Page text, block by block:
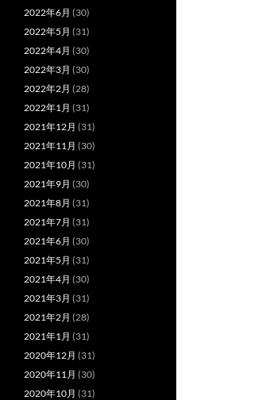
2022年6月 (30)
2022年5月 (31)
2022年4月 (30)
2022年3月 (30)
2022年2月 (28)
2022年1月 (31)
2021年12月 (31)
2021年11月 (30)
2021年10月 (31)
2021年9月 (30)
2021年8月 (31)
2021年7月 (31)
2021年6月 (30)
2021年5月 (31)
2021年4月 (30)
2021年3月 (31)
2021年2月 (28)
2021年1月 (31)
2020年12月 (31)
2020年11月 (30)
2020年10月 (31)